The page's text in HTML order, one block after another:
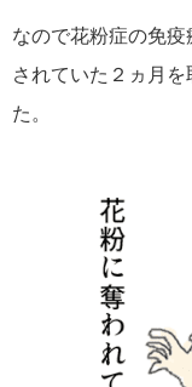
なので花粉症の免
されていた２ヵ月
た。